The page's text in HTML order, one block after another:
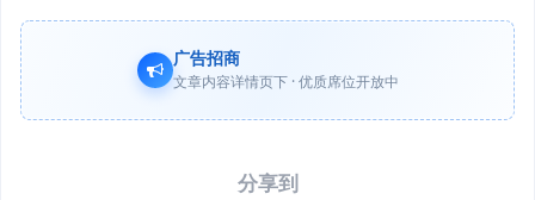
广告招商
文章内容详情页下 · 优质席位开放中
分享到